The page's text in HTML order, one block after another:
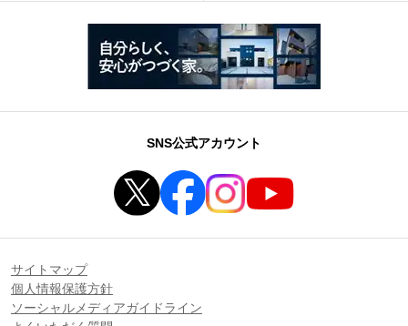
SNS公式アカウント
サイトマップ
個人情報保護方針
ソーシャルメディアガイドライン